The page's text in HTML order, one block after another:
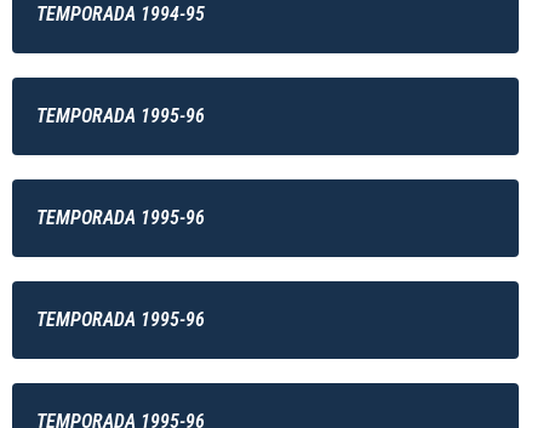
TEMPORADA 1994-95
TEMPORADA 1995-96
TEMPORADA 1995-96
TEMPORADA 1995-96
TEMPORADA 1995-96